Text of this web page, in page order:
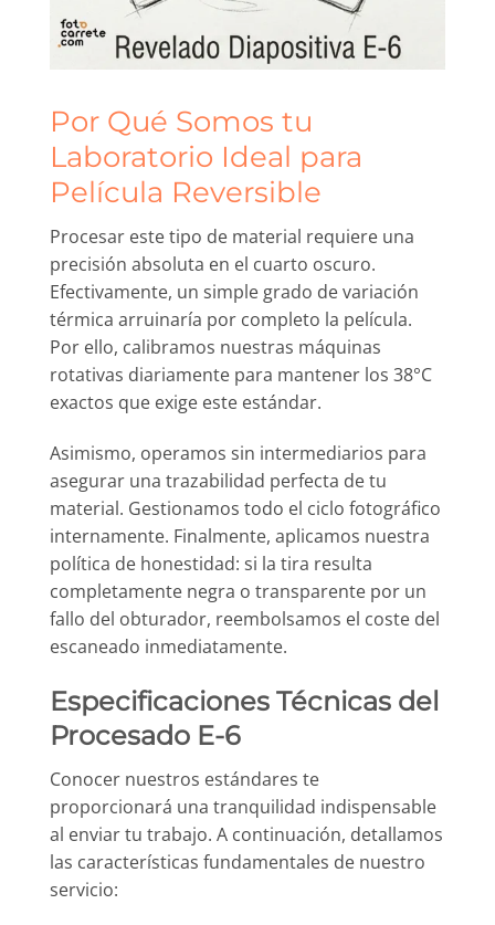
Por Qué Somos tu
Laboratorio Ideal para
Película Reversible
Procesar este tipo de material requiere una
precisión absoluta en el cuarto oscuro.
Efectivamente, un simple grado de variación
térmica arruinaría por completo la película.
Por ello, calibramos nuestras máquinas
rotativas diariamente para mantener los 38°C
exactos que exige este estándar.
Asimismo, operamos sin intermediarios para
asegurar una trazabilidad perfecta de tu
material. Gestionamos todo el ciclo fotográfico
internamente. Finalmente, aplicamos nuestra
política de honestidad: si la tira resulta
completamente negra o transparente por un
fallo del obturador, reembolsamos el coste del
escaneado inmediatamente.
Especificaciones Técnicas del
Procesado E-6
Conocer nuestros estándares te
proporcionará una tranquilidad indispensable
al enviar tu trabajo. A continuación, detallamos
las características fundamentales de nuestro
servicio: